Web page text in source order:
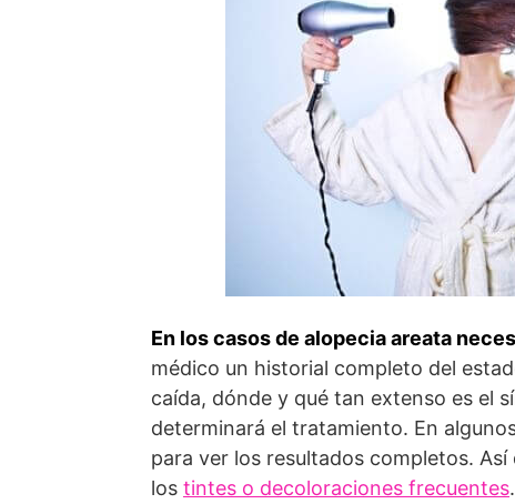
En los casos de alopecia areata
médico un historial completo del
caída, dónde y qué tan extenso es el
determinará el tratamiento. En
para ver los resultados completos.
los tintes o decoloraciones frecuentes.